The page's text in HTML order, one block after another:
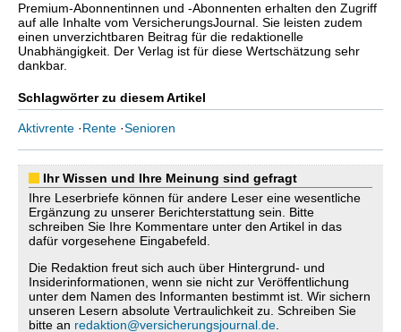
Premium-Abonnentinnen und -Abonnenten erhalten den Zugriff
auf alle Inhalte vom VersicherungsJournal. Sie leisten zudem
einen unverzichtbaren Beitrag für die redaktionelle
Unabhängigkeit. Der Verlag ist für diese Wertschätzung sehr
dankbar.
Schlagwörter zu diesem Artikel
Aktivrente ·Rente ·Senioren
Ihr Wissen und Ihre Meinung sind gefragt
Ihre Leserbriefe können für andere Leser eine wesentliche
Ergänzung zu unserer Berichterstattung sein. Bitte
schreiben Sie Ihre Kommentare unter den Artikel in das
dafür vorgesehene Eingabefeld.
Die Redaktion freut sich auch über Hintergrund- und
Insiderinformationen, wenn sie nicht zur Veröffentlichung
unter dem Namen des Informanten bestimmt ist. Wir sichern
unseren Lesern absolute Vertraulichkeit zu. Schreiben Sie
bitte an redaktion@versicherungsjournal.de